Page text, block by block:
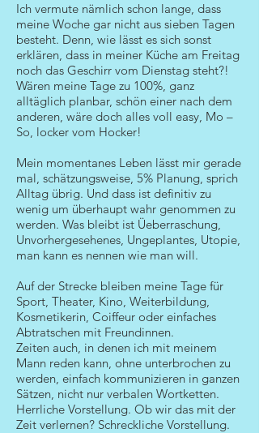
Ich vermute nämlich schon lange, dass
meine Woche gar nicht aus sieben Tagen
besteht. Denn, wie lässt es sich sonst
erklären, dass in meiner Küche am Freitag
noch das Geschirr vom Dienstag steht?!
Wären meine Tage zu 100%, ganz
alltäglich planbar, schön einer nach dem
anderen, wäre doch alles voll easy, Mo –
So, locker vom Hocker!
Mein momentanes Leben lässt mir gerade
mal, schätzungsweise, 5% Planung, sprich
Alltag übrig. Und dass ist definitiv zu
wenig um überhaupt wahr genommen zu
werden. Was bleibt ist Üeberraschung,
Unvorhergesehenes, Ungeplantes, Utopie,
man kann es nennen wie man will.
Auf der Strecke bleiben meine Tage für
Sport, Theater, Kino, Weiterbildung,
Kosmetikerin, Coiffeur oder einfaches
Abtratschen mit Freundinnen.
Zeiten auch, in denen ich mit meinem
Mann reden kann, ohne unterbrochen zu
werden, einfach kommunizieren in ganzen
Sätzen, nicht nur verbalen Wortketten.
Herrliche Vorstellung. Ob wir das mit der
Zeit verlernen? Schreckliche Vorstellung.